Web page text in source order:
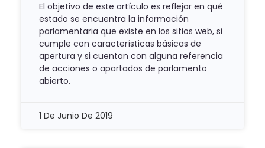
El objetivo de este artículo es reflejar en qué
estado se encuentra la información
parlamentaria que existe en los sitios web, si
cumple con características básicas de
apertura y si cuentan con alguna referencia
de acciones o apartados de parlamento
abierto.
1 De Junio De 2019